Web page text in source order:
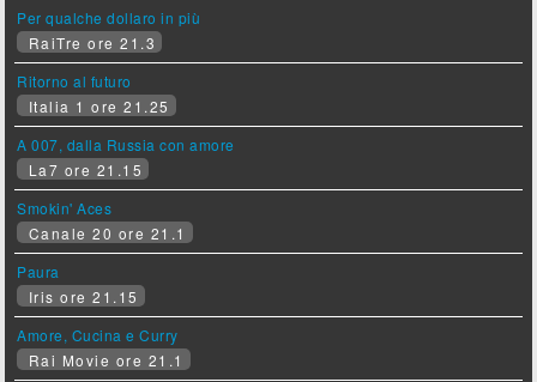
Per qualche dollaro in più
RaiTre ore 21.3
Ritorno al futuro
Italia 1 ore 21.25
A 007, dalla Russia con amore
La7 ore 21.15
Smokin' Aces
Canale 20 ore 21.1
Paura
Iris ore 21.15
Amore, Cucina e Curry
Rai Movie ore 21.1